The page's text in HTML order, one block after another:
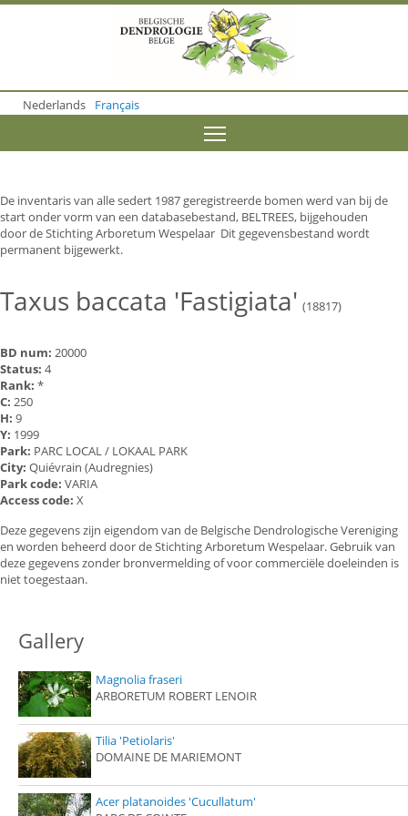
o
m
o
n
t
e
n
Nederlands Français
De inventaris van alle sedert 1987 geregistreerde bomen werd van bij de
start onder vorm van een databasebestand, BELTREES, bijgehouden
door de Stichting Arboretum Wespelaar Dit gegevensbestand wordt
permanent bijgewerkt.
Taxus baccata 'Fastigiata' (18817)
BD num: 20000
Status: 4
Rank: *
C: 250
H: 9
Y: 1999
Park: PARC LOCAL / LOKAAL PARK
City: Quiévrain (Audregnies)
Park code: VARIA
Access code: X
Deze gegevens zijn eigendom van de Belgische Dendrologische Vereniging
en worden beheerd door de Stichting Arboretum Wespelaar. Gebruik van
deze gegevens zonder bronvermelding of voor commerciële doeleinden is
niet toegestaan.
Gallery
Magnolia fraseri
ARBORETUM ROBERT LENOIR
Tilia 'Petiolaris'
DOMAINE DE MARIEMONT
Acer platanoides 'Cucullatum'